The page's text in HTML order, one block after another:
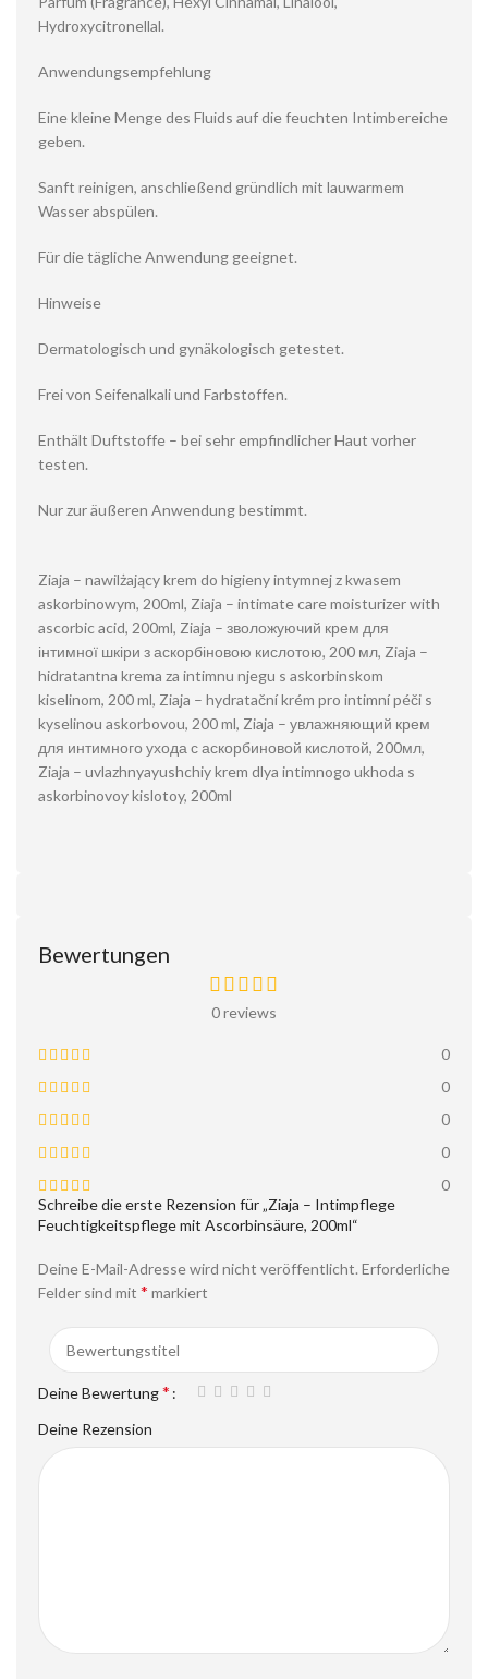
Hydroxycitronellal.
Anwendungsempfehlung
Eine kleine Menge des Fluids auf die feuchten Intimbereiche
geben.
Sanft reinigen, anschließend gründlich mit lauwarmem
Wasser abspülen.
Für die tägliche Anwendung geeignet.
Hinweise
Dermatologisch und gynäkologisch getestet.
Frei von Seifenalkali und Farbstoffen.
Enthält Duftstoffe – bei sehr empfindlicher Haut vorher
testen.
Nur zur äußeren Anwendung bestimmt.
Ziaja – nawilżający krem ​​do higieny intymnej z kwasem
askorbinowym, 200ml, Ziaja – intimate care moisturizer with
ascorbic acid, 200ml, Ziaja – зволожуючий крем для
інтимної шкіри з аскорбіновою кислотою, 200 мл, Ziaja –
hidratantna krema za intimnu njegu s askorbinskom
kiselinom, 200 ml, Ziaja – hydratační krém pro intimní péči s
kyselinou askorbovou, 200 ml, Ziaja – увлажняющий крем
для интимного ухода с аскорбиновой кислотой, 200мл,
Ziaja – uvlazhnyayushchiy krem dlya intimnogo ukhoda s
askorbinovoy kislotoy, 200ml
Bewertungen
0 reviews
0
0
0
0
0
Schreibe die erste Rezension für „Ziaja – Intimpflege
Feuchtigkeitspflege mit Ascorbinsäure, 200ml“
Deine E-Mail-Adresse wird nicht veröffentlicht.Erforderliche
Felder sind mit * markiert
Deine Bewertung*
Deine Rezension